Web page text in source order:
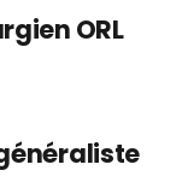
ORL